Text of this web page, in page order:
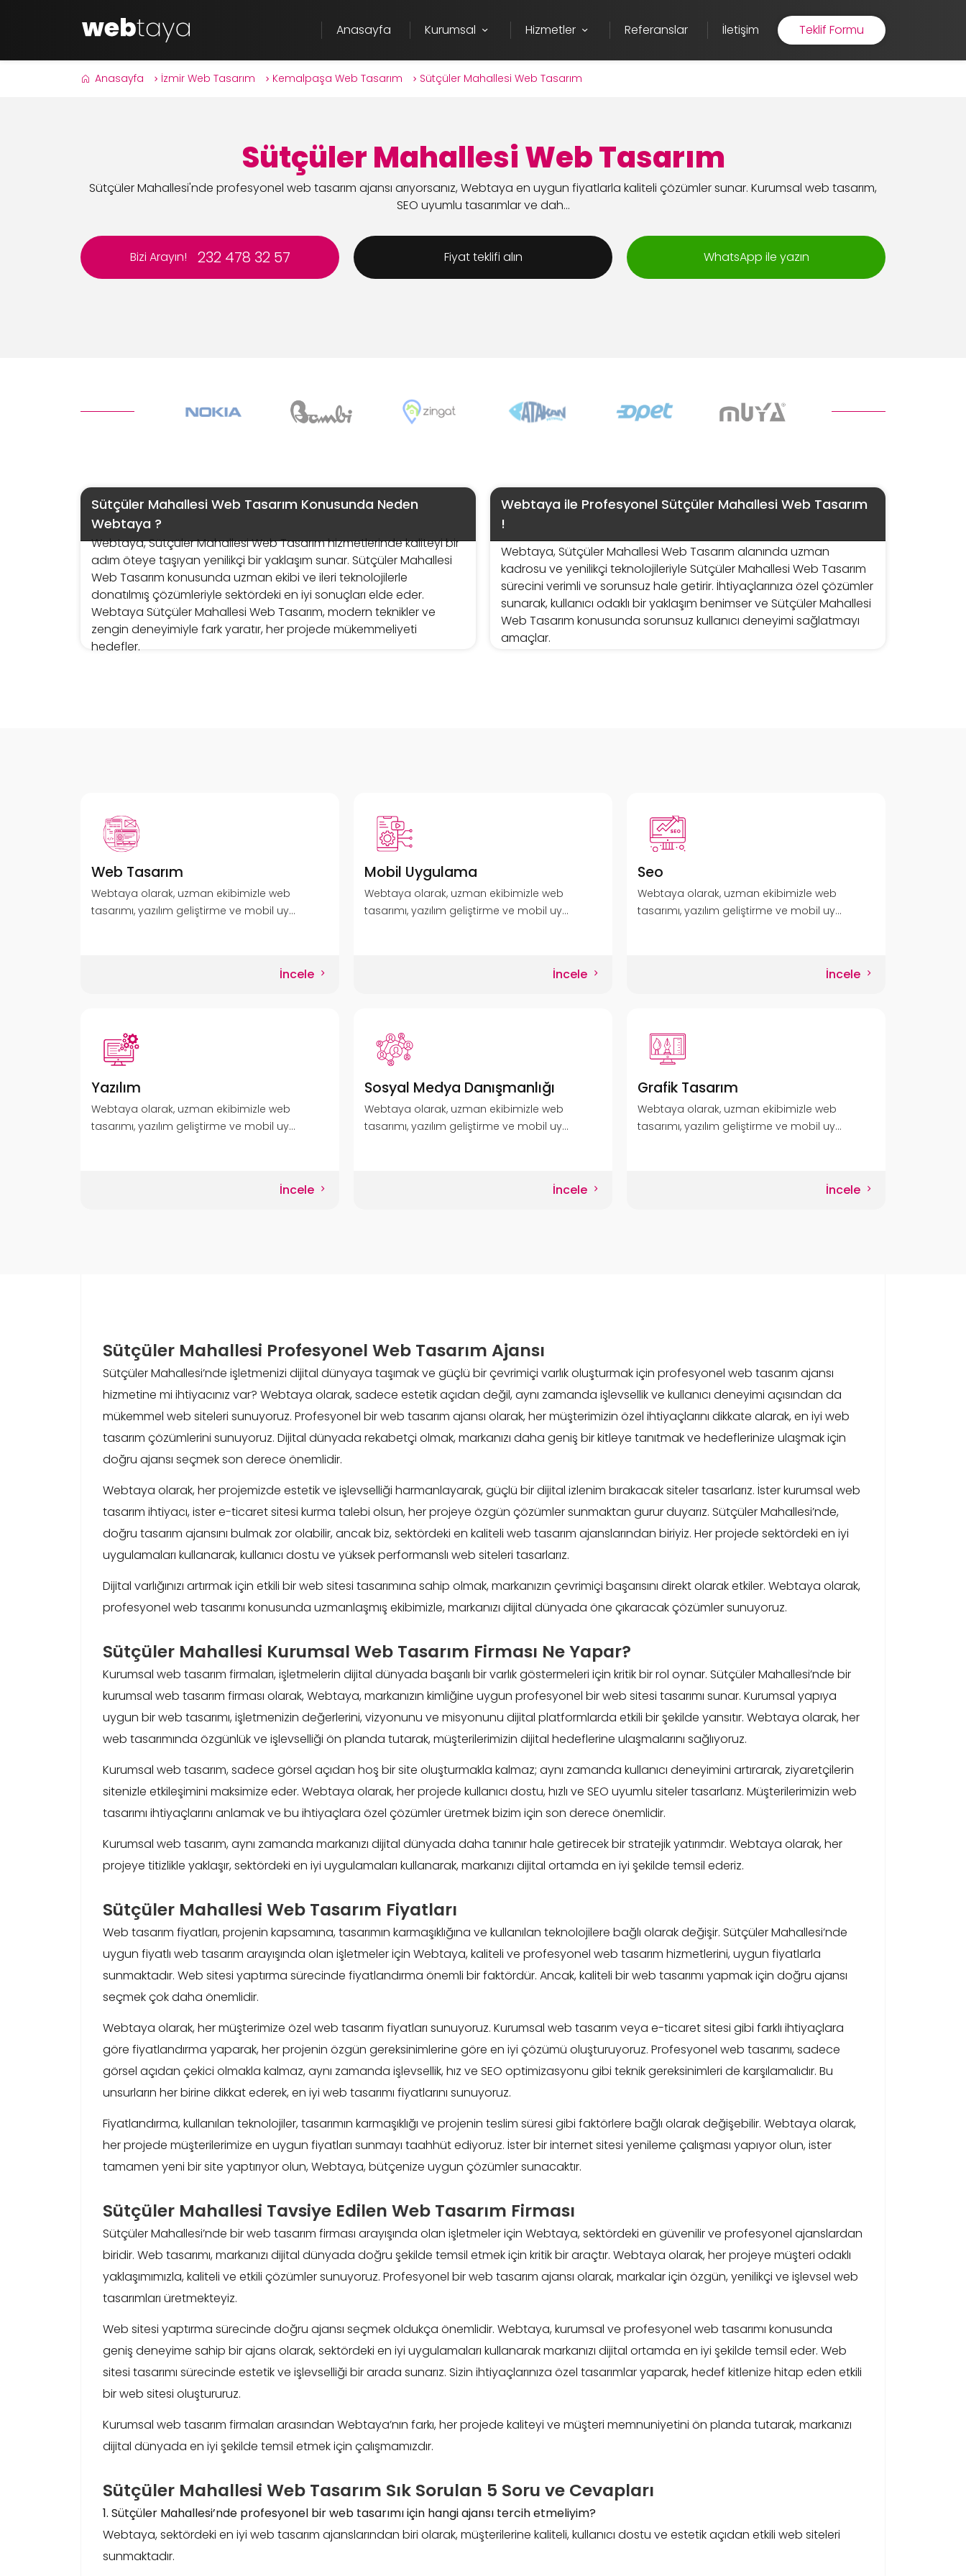
Anasayfa Kurumsal Hizmetler Referanslar İletişim Teklif Formu
Anasayfa İzmir Web Tasarım Kemalpaşa Web Tasarım Sütçüler Mahallesi Web Tasarım
Sütçüler Mahallesi Web Tasarım
Sütçüler Mahallesi'nde profesyonel web tasarım ajansı arıyorsanız, Webtaya en uygun fiyatlarla kaliteli çözümler sunar. Kurumsal web tasarım,
SEO uyumlu tasarımlar ve dah...
Bizi Arayın! 232 478 32 57 Fiyat teklifi alın WhatsApp ile yazın
Sütçüler Mahallesi Web Tasarım Konusunda Neden
Webtaya ?
Webtaya, Sütçüler Mahallesi Web Tasarım hizmetlerinde kaliteyi bir
adım öteye taşıyan yenilikçi bir yaklaşım sunar. Sütçüler Mahallesi
Web Tasarım konusunda uzman ekibi ve ileri teknolojilerle
donatılmış çözümleriyle sektördeki en iyi sonuçları elde eder.
Webtaya Sütçüler Mahallesi Web Tasarım, modern teknikler ve
zengin deneyimiyle fark yaratır, her projede mükemmeliyeti
hedefler.
Webtaya ile Profesyonel Sütçüler Mahallesi Web Tasarım
!
Webtaya, Sütçüler Mahallesi Web Tasarım alanında uzman
kadrosu ve yenilikçi teknolojileriyle Sütçüler Mahallesi Web Tasarım
sürecini verimli ve sorunsuz hale getirir. İhtiyaçlarınıza özel çözümler
sunarak, kullanıcı odaklı bir yaklaşım benimser ve Sütçüler Mahallesi
Web Tasarım konusunda sorunsuz kullanıcı deneyimi sağlatmayı
amaçlar.
Web Tasarım
Webtaya olarak, uzman ekibimizle web
tasarımı, yazılım geliştirme ve mobil uy...
İncele
Mobil Uygulama
Webtaya olarak, uzman ekibimizle web
tasarımı, yazılım geliştirme ve mobil uy...
İncele
Seo
Webtaya olarak, uzman ekibimizle web
tasarımı, yazılım geliştirme ve mobil uy...
İncele
Yazılım
Webtaya olarak, uzman ekibimizle web
tasarımı, yazılım geliştirme ve mobil uy...
İncele
Sosyal Medya Danışmanlığı
Webtaya olarak, uzman ekibimizle web
tasarımı, yazılım geliştirme ve mobil uy...
İncele
Grafik Tasarım
Webtaya olarak, uzman ekibimizle web
tasarımı, yazılım geliştirme ve mobil uy...
İncele
Sütçüler Mahallesi Profesyonel Web Tasarım Ajansı
Sütçüler Mahallesi’nde işletmenizi dijital dünyaya taşımak ve güçlü bir çevrimiçi varlık oluşturmak için profesyonel web tasarım ajansı
hizmetine mi ihtiyacınız var? Webtaya olarak, sadece estetik açıdan değil, aynı zamanda işlevsellik ve kullanıcı deneyimi açısından da
mükemmel web siteleri sunuyoruz. Profesyonel bir web tasarım ajansı olarak, her müşterimizin özel ihtiyaçlarını dikkate alarak, en iyi web
tasarım çözümlerini sunuyoruz. Dijital dünyada rekabetçi olmak, markanızı daha geniş bir kitleye tanıtmak ve hedeflerinize ulaşmak için
doğru ajansı seçmek son derece önemlidir.
Webtaya olarak, her projemizde estetik ve işlevselliği harmanlayarak, güçlü bir dijital izlenim bırakacak siteler tasarlarız. İster kurumsal web
tasarım ihtiyacı, ister e-ticaret sitesi kurma talebi olsun, her projeye özgün çözümler sunmaktan gurur duyarız. Sütçüler Mahallesi’nde,
doğru tasarım ajansını bulmak zor olabilir, ancak biz, sektördeki en kaliteli web tasarım ajanslarından biriyiz. Her projede sektördeki en iyi
uygulamaları kullanarak, kullanıcı dostu ve yüksek performanslı web siteleri tasarlarız.
Dijital varlığınızı artırmak için etkili bir web sitesi tasarımına sahip olmak, markanızın çevrimiçi başarısını direkt olarak etkiler. Webtaya olarak,
profesyonel web tasarımı konusunda uzmanlaşmış ekibimizle, markanızı dijital dünyada öne çıkaracak çözümler sunuyoruz.
Sütçüler Mahallesi Kurumsal Web Tasarım Firması Ne Yapar?
Kurumsal web tasarım firmaları, işletmelerin dijital dünyada başarılı bir varlık göstermeleri için kritik bir rol oynar. Sütçüler Mahallesi’nde bir
kurumsal web tasarım firması olarak, Webtaya, markanızın kimliğine uygun profesyonel bir web sitesi tasarımı sunar. Kurumsal yapıya
uygun bir web tasarımı, işletmenizin değerlerini, vizyonunu ve misyonunu dijital platformlarda etkili bir şekilde yansıtır. Webtaya olarak, her
web tasarımında özgünlük ve işlevselliği ön planda tutarak, müşterilerimizin dijital hedeflerine ulaşmalarını sağlıyoruz.
Kurumsal web tasarım, sadece görsel açıdan hoş bir site oluşturmakla kalmaz; aynı zamanda kullanıcı deneyimini artırarak, ziyaretçilerin
sitenizle etkileşimini maksimize eder. Webtaya olarak, her projede kullanıcı dostu, hızlı ve SEO uyumlu siteler tasarlarız. Müşterilerimizin web
tasarımı ihtiyaçlarını anlamak ve bu ihtiyaçlara özel çözümler üretmek bizim için son derece önemlidir.
Kurumsal web tasarım, aynı zamanda markanızı dijital dünyada daha tanınır hale getirecek bir stratejik yatırımdır. Webtaya olarak, her
projeye titizlikle yaklaşır, sektördeki en iyi uygulamaları kullanarak, markanızı dijital ortamda en iyi şekilde temsil ederiz.
Sütçüler Mahallesi Web Tasarım Fiyatları
Web tasarım fiyatları, projenin kapsamına, tasarımın karmaşıklığına ve kullanılan teknolojilere bağlı olarak değişir. Sütçüler Mahallesi’nde
uygun fiyatlı web tasarım arayışında olan işletmeler için Webtaya, kaliteli ve profesyonel web tasarım hizmetlerini, uygun fiyatlarla
sunmaktadır. Web sitesi yaptırma sürecinde fiyatlandırma önemli bir faktördür. Ancak, kaliteli bir web tasarımı yapmak için doğru ajansı
seçmek çok daha önemlidir.
Webtaya olarak, her müşterimize özel web tasarım fiyatları sunuyoruz. Kurumsal web tasarım veya e-ticaret sitesi gibi farklı ihtiyaçlara
göre fiyatlandırma yaparak, her projenin özgün gereksinimlerine göre en iyi çözümü oluşturuyoruz. Profesyonel web tasarımı, sadece
görsel açıdan çekici olmakla kalmaz, aynı zamanda işlevsellik, hız ve SEO optimizasyonu gibi teknik gereksinimleri de karşılamalıdır. Bu
unsurların her birine dikkat ederek, en iyi web tasarımı fiyatlarını sunuyoruz.
Fiyatlandırma, kullanılan teknolojiler, tasarımın karmaşıklığı ve projenin teslim süresi gibi faktörlere bağlı olarak değişebilir. Webtaya olarak,
her projede müşterilerimize en uygun fiyatları sunmayı taahhüt ediyoruz. İster bir internet sitesi yenileme çalışması yapıyor olun, ister
tamamen yeni bir site yaptırıyor olun, Webtaya, bütçenize uygun çözümler sunacaktır.
Sütçüler Mahallesi Tavsiye Edilen Web Tasarım Firması
Sütçüler Mahallesi’nde bir web tasarım firması arayışında olan işletmeler için Webtaya, sektördeki en güvenilir ve profesyonel ajanslardan
biridir. Web tasarımı, markanızı dijital dünyada doğru şekilde temsil etmek için kritik bir araçtır. Webtaya olarak, her projeye müşteri odaklı
yaklaşımımızla, kaliteli ve etkili çözümler sunuyoruz. Profesyonel bir web tasarım ajansı olarak, markalar için özgün, yenilikçi ve işlevsel web
tasarımları üretmekteyiz.
Web sitesi yaptırma sürecinde doğru ajansı seçmek oldukça önemlidir. Webtaya, kurumsal ve profesyonel web tasarımı konusunda
geniş deneyime sahip bir ajans olarak, sektördeki en iyi uygulamaları kullanarak markanızı dijital ortamda en iyi şekilde temsil eder. Web
sitesi tasarımı sürecinde estetik ve işlevselliği bir arada sunarız. Sizin ihtiyaçlarınıza özel tasarımlar yaparak, hedef kitlenize hitap eden etkili
bir web sitesi oluştururuz.
Kurumsal web tasarım firmaları arasından Webtaya’nın farkı, her projede kaliteyi ve müşteri memnuniyetini ön planda tutarak, markanızı
dijital dünyada en iyi şekilde temsil etmek için çalışmamızdır.
Sütçüler Mahallesi Web Tasarım Sık Sorulan 5 Soru ve Cevapları
1. Sütçüler Mahallesi’nde profesyonel bir web tasarımı için hangi ajansı tercih etmeliyim?
Webtaya, sektördeki en iyi web tasarım ajanslarından biri olarak, müşterilerine kaliteli, kullanıcı dostu ve estetik açıdan etkili web siteleri
sunmaktadır.